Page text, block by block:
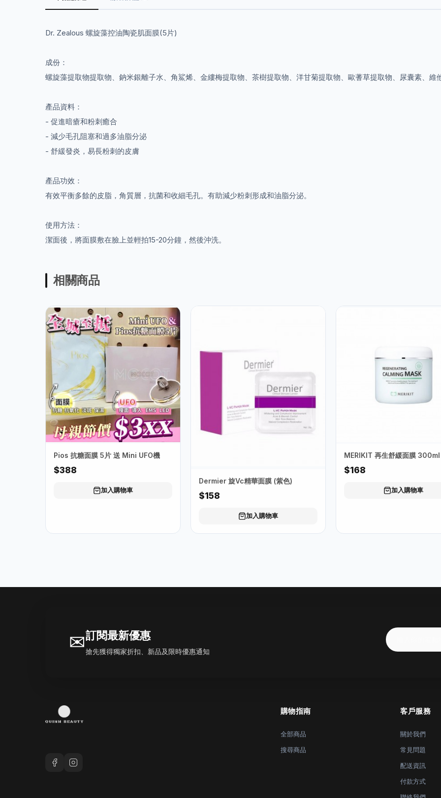
Dr. Zealous 螺旋藻控油陶瓷肌面膜(5片)
成份：
螺旋藻提取物提取物、鈉米銀離子水、角鯊烯、金縷梅提取物、茶樹提取物、洋甘菊提取物、歐蓍草提取物、尿囊素、維
產品資料：
- 促進暗瘡和粉刺癒合
- 減少毛孔阻塞和過多油脂分泌
- 舒緩發炎，易長粉刺的皮膚
產品功效：
有效平衡多餘的皮脂，角質層，抗菌和收細毛孔。有助減少粉刺形成和油脂分泌。
使用方法：
潔面後，將面膜敷在臉上並輕拍15-20分鐘，然後沖洗。
相關商品
Pios 抗糖面膜 5片 送 Mini UFO機
$388
加入購物車
Dermier 旋Vc精華面膜 (紫色)
$158
加入購物車
MERIKIT 再生舒緩面膜 300ml
$168
加入購物車
✉訂閱最新優惠
搶先獲得獨家折扣、新品及限時優惠通知
購物指南
全部商品
搜尋商品
客戶服務
關於我們
常見問題
配送資訊
付款方式